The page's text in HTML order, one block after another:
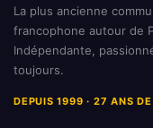
La plus ancienne
francophone autour de
Indépendante,
toujours.
DEPUIS 1999 · 27 ANS